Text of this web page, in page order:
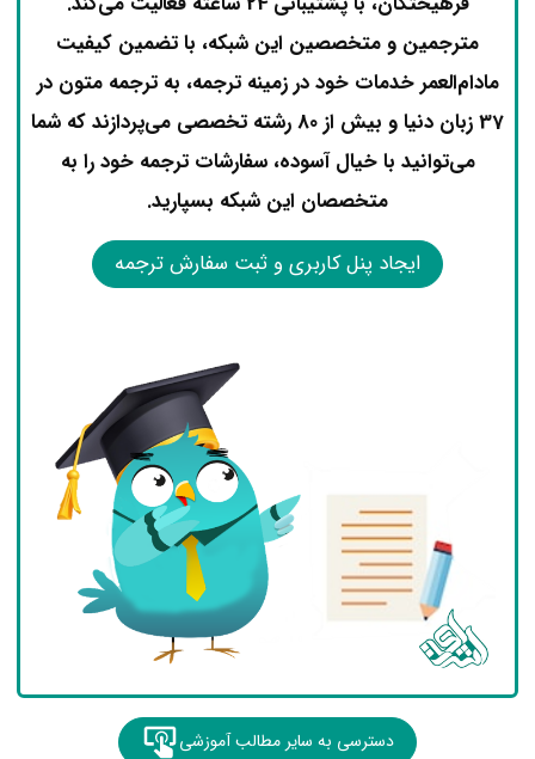
مترجمین و متخصصین این شبکه، با تضمین کیفیت
مادام‌العمر خدمات خود در زمینه ترجمه، به ترجمه متون در
37 زبان دنیا و بیش از 80 رشته تخصصی می‌پردازند که شما
می‌توانید با خیال آسوده، سفارشات ترجمه خود را به
متخصصان این شبکه بسپارید.
ایجاد پنل کاربری و ثبت سفارش ترجمه
دسترسی به سایر مطالب آموزشی